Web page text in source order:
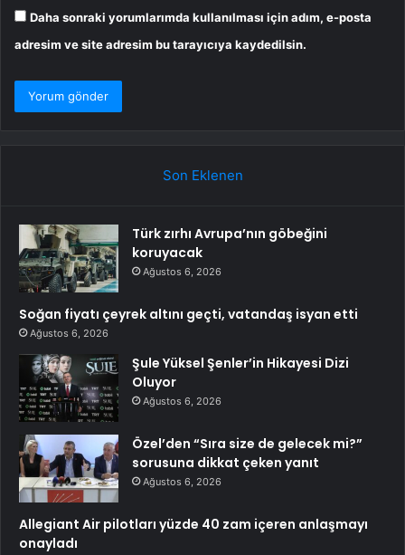
Daha sonraki yorumlarımda kullanılması için adım, e-posta
adresim ve site adresim bu tarayıcıya kaydedilsin.
Son Eklenen
Türk zırhı Avrupa’nın göbeğini
koruyacak
Ağustos 6, 2026
Soğan fiyatı çeyrek altını geçti, vatandaş isyan etti
Ağustos 6, 2026
Şule Yüksel Şenler’in Hikayesi Dizi
Oluyor
Ağustos 6, 2026
Özel’den “Sıra size de gelecek mi?”
sorusuna dikkat çeken yanıt
Ağustos 6, 2026
Allegiant Air pilotları yüzde 40 zam içeren anlaşmayı
onayladı